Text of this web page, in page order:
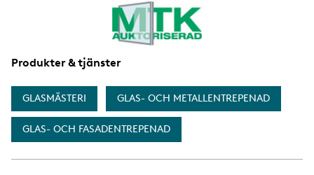
Produkter & tjänster
GLASMÄSTERI GLAS- OCH METALLENTREPENAD
GLAS- OCH FASADENTREPENAD